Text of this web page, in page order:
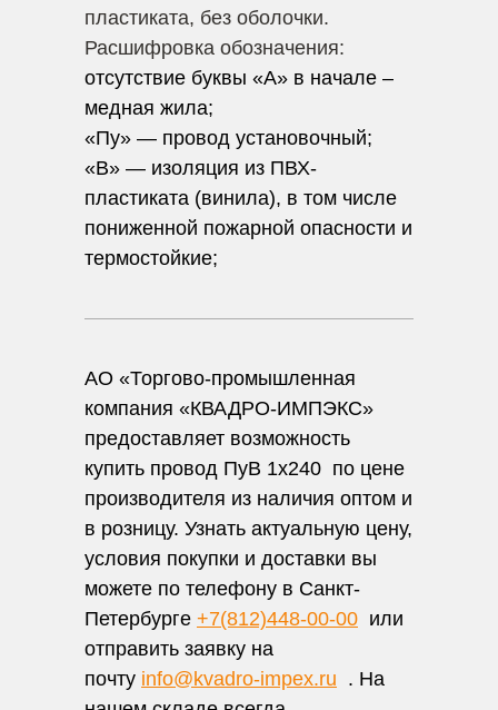
пластиката, без оболочки.
Расшифровка обозначения:
отсутствие буквы «А» в начале –
медная жила;
«Пу» — провод установочный;
«В» — изоляция из ПВХ-
пластиката (винила), в том числе
пониженной пожарной опасности и
термостойкие;
АО «Торгово-промышленная
компания «КВАДРО-ИМПЭКС»
предоставляет возможность
купить провод ПуВ 1х240 по цене
производителя из наличия оптом и
в розницу. Узнать актуальную цену,
условия покупки и доставки вы
можете по телефону в Санкт-
Петербурге +7(812)448-00-00 или
отправить заявку на
почту info@kvadro-impex.ru . На